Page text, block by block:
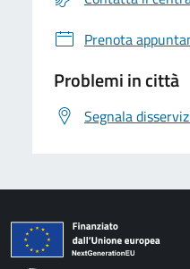
Prenota
Problemi in città
Segnala